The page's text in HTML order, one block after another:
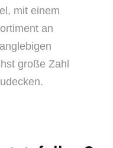
mit einem
an
große Zahl